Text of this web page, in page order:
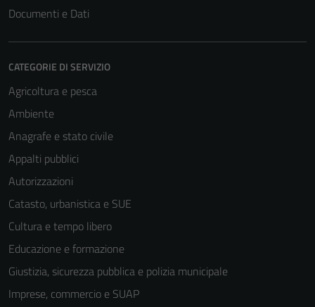
Documenti e Dati
CATEGORIE DI SERVIZIO
Agricoltura e pesca
Ambiente
Anagrafe e stato civile
Appalti pubblici
Autorizzazioni
Catasto, urbanistica e SUE
Cultura e tempo libero
Educazione e formazione
Giustizia, sicurezza pubblica e polizia municipale
Imprese, commercio e SUAP